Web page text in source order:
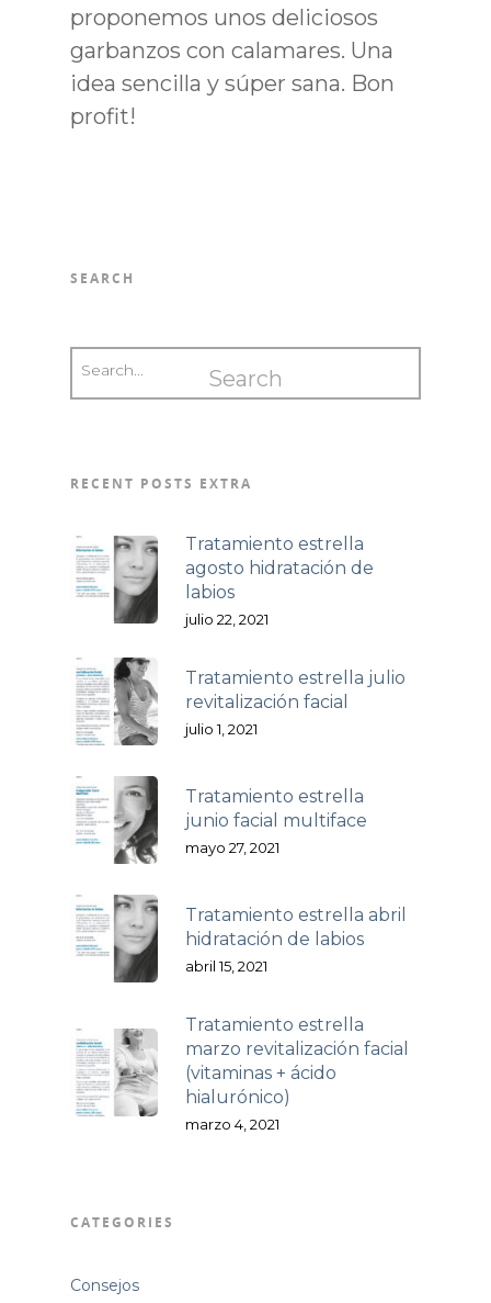
proponemos unos deliciosos
garbanzos con calamares. Una
idea sencilla y súper sana. Bon
profit!
SEARCH
RECENT POSTS EXTRA
Tratamiento estrella
agosto hidratación de
labios
julio 22, 2021
Tratamiento estrella julio
revitalización facial
julio 1, 2021
Tratamiento estrella
junio facial multiface
mayo 27, 2021
Tratamiento estrella abril
hidratación de labios
abril 15, 2021
Tratamiento estrella
marzo revitalización facial
(vitaminas + ácido
hialurónico)
marzo 4, 2021
CATEGORIES
Consejos